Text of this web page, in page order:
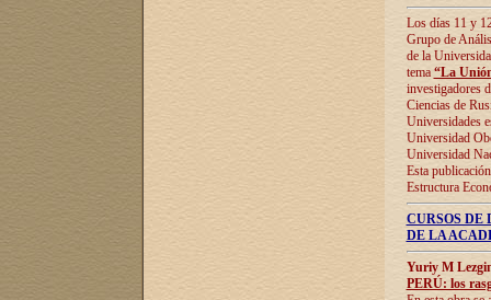
Los días 11 y
Grupo de
de la
tema “La
investigadores
Ciencias de
Universidades
Universidad
Universidad
Esta
Estructura
CURSOS
DE LA
Yuriy M
PERÚ: los